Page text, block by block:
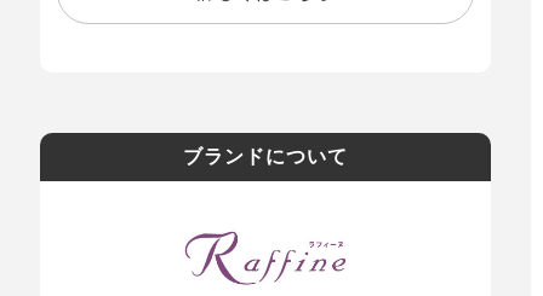
ブランドについて